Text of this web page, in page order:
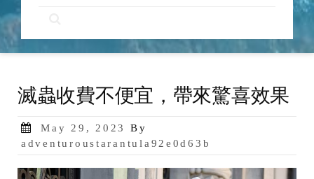
滅蟲收費不便宜，帶來驚喜效果
Posted
on
May 29, 2023
By
adventuroustarantula92e0d63b